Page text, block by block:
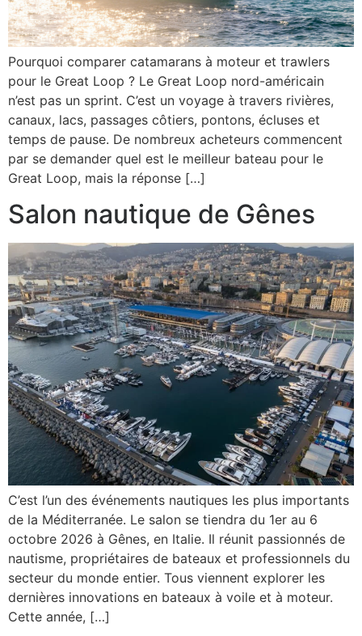
Pourquoi comparer catamarans à moteur et trawlers
pour le Great Loop ? Le Great Loop nord-américain
n’est pas un sprint. C’est un voyage à travers rivières,
canaux, lacs, passages côtiers, pontons, écluses et
temps de pause. De nombreux acheteurs commencent
par se demander quel est le meilleur bateau pour le
Great Loop, mais la réponse […]
Salon nautique de Gênes
C’est l’un des événements nautiques les plus importants
de la Méditerranée. Le salon se tiendra du 1er au 6
octobre 2026 à Gênes, en Italie. Il réunit passionnés de
nautisme, propriétaires de bateaux et professionnels du
secteur du monde entier. Tous viennent explorer les
dernières innovations en bateaux à voile et à moteur.
Cette année, […]